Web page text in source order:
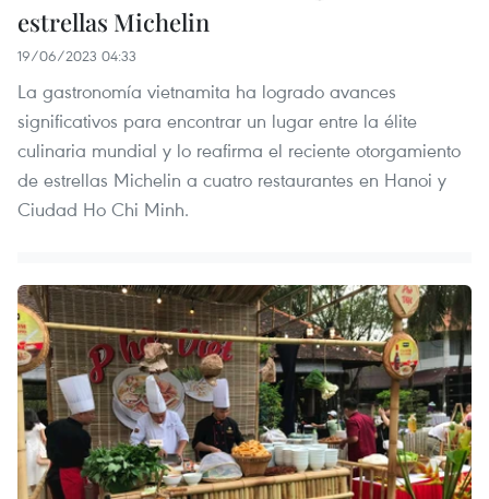
estrellas Michelin
19/06/2023 04:33
La gastronomía vietnamita ha logrado avances
significativos para encontrar un lugar entre la élite
culinaria mundial y lo reafirma el reciente otorgamiento
de estrellas Michelin a cuatro restaurantes en Hanoi y
Ciudad Ho Chi Minh.